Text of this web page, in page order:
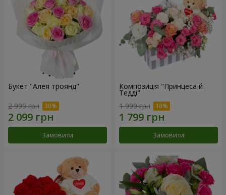
Букет "Алея троянд"
2 999 грн
Замовити
Композиція "Принцеса й
Тедді"
1 999 грн
Замовити